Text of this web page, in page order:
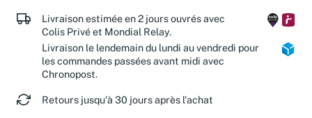
de nos associations partenaires.
Livraison estimée en 2 jours ouvrés avec
Colis Privé et Mondial Relay.
Livraison le lendemain du lundi au vendredi pour
les commandes passées avant midi avec
Retours jusqu'à 30 jours après l'achat